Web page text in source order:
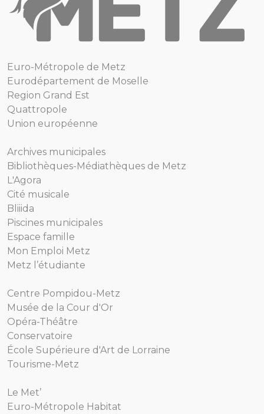
Euro-Métropole de Metz
Eurodépartement de Moselle
Region Grand Est
Quattropole
Union européenne
Archives municipales
Bibliothèques-Médiathèques de Metz
L'Agora
Cité musicale
Bliiida
Piscines municipales
Espace famille
Mon Emploi Metz
Metz l’étudiante
Centre Pompidou-Metz
Musée de la Cour d'Or
Opéra-Théâtre
Conservatoire
École Supérieure d'Art de Lorraine
Tourisme-Metz
Le Met’
Euro-Métropole Habitat